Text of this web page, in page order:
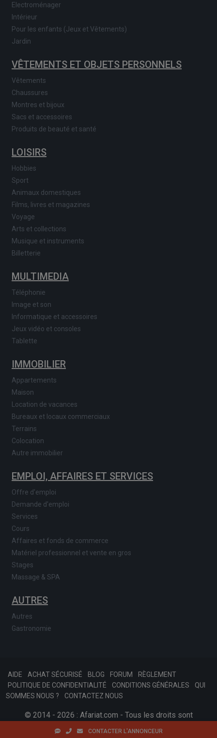
CONTACTER L'ANNONCEUR
Electroménager
Intérieur
Pour les enfants (Jeux et Vêtements)
Jardin
VÊTEMENTS ET OBJETS PERSONNELS
Vêtements
Chaussures
Montres et bijoux
Sacs et accessoires
Produits de beauté et santé
LOISIRS
Hobbies
Sport
Animaux domestiques
Films, livres et magazines
Voyage
Arts et collections
Musique et instruments
Billetterie
MULTIMEDIA
Téléphonie
Image et son
Informatique et accessoires
Jeux vidéo et consoles
Tablette
IMMOBILIER
Appartements
Maison
Location de vacances
Bureaux et locaux commerciaux
Terrains
Colocation
Autre immobilier
EMPLOI, AFFAIRES ET SERVICES
Offre d'emploi
Demande d'emploi
Services
Cours
Affaires et fonds de commerce
Matériel professionnel et vente en gros
Stages
Massage & SPA
AUTRES
Autres
Gastronomie
AIDE ACHAT SÉCURISÉ BLOG FORUM
RÈGLEMENT
POLITIQUE DE CONFIDENTIALITÉ
CONDITIONS GÉNÉRALES
QUI
SOMMES NOUS ?
CONTACTEZ NOUS
© 2014 - 2026 : Afariat.com - Tous les droits sont
réservés. SKONSOFTTinast.fr